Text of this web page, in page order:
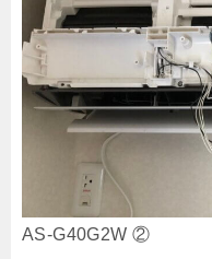
AS-G40G2W ②